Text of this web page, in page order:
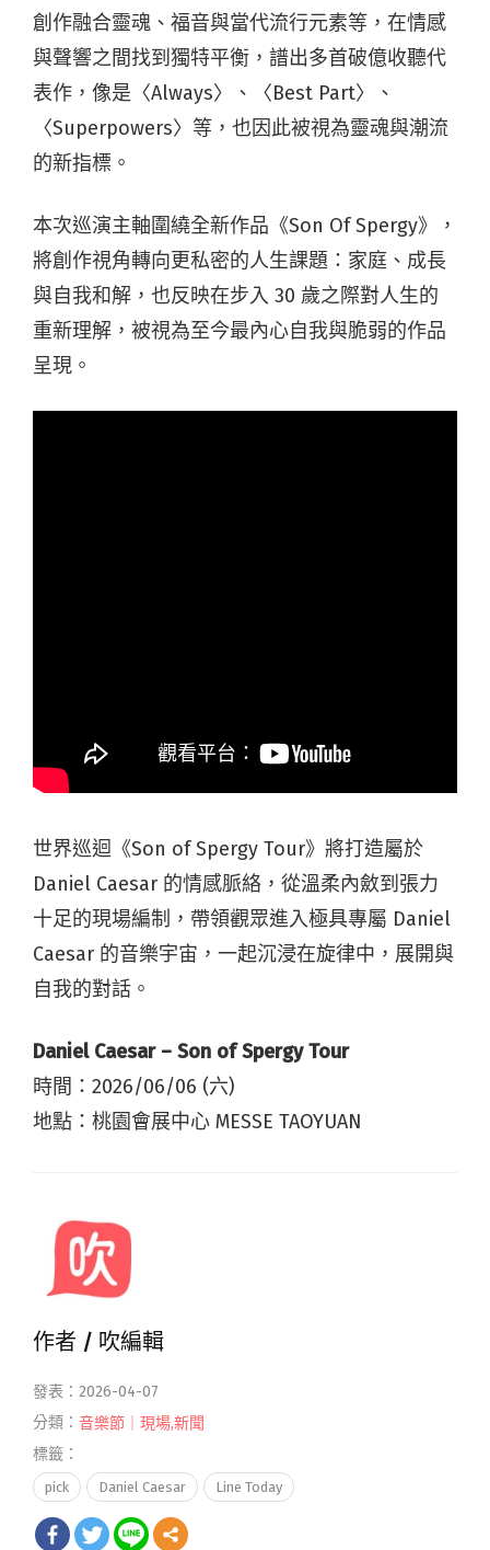
創作融合靈魂、福音與當代流行元素等，在情感
與聲響之間找到獨特平衡，譜出多首破億收聽代
表作，像是〈Always〉、〈Best Part〉、
〈Superpowers〉等，也因此被視為靈魂與潮流
的新指標。
本次巡演主軸圍繞全新作品《Son Of Spergy》，
將創作視角轉向更私密的人生課題：家庭、成長
與自我和解，也反映在步入 30 歲之際對人生的
重新理解，被視為至今最內心自我與脆弱的作品
呈現。
世界巡迴《Son of Spergy Tour》將打造屬於
Daniel Caesar 的情感脈絡，從溫柔內斂到張力
十足的現場編制，帶領觀眾進入極具專屬 Daniel
Caesar 的音樂宇宙，一起沉浸在旋律中，展開與
自我的對話。
Daniel Caesar – Son of Spergy Tour
時間：2026/06/06 (六)
地點：桃園會展中心 MESSE TAOYUAN
作者 / 吹編輯
發表：2026-04-07
分類： 音樂節｜現場,新聞
標籤：
pick Daniel Caesar Line Today